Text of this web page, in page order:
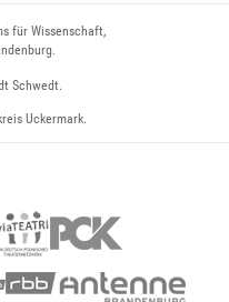
für Wissenschaft,
Schwedt.
Uckermark.